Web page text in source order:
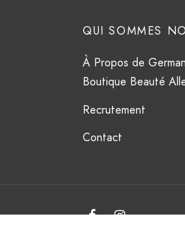
QUI SOMMES
À Propos de
Boutique Beauté
Recrutement
Contact